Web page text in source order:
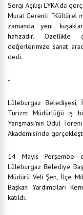
Sergi Açılışı LYKA’da
Murat Gerenli; “Kültürel
zamanda yeni
hafızadır.
değerlerimize sanat
dedi.
-
Lüleburgaz
Turizm Müdürlüğü iş
Yarışması'nın Ödül
Akademisi'nde
14 Mayıs Perşembe
Lüleburgaz Belediye
Müdürü Veli Şen, İlçe
Başkan Yardımcıları
katıldı.